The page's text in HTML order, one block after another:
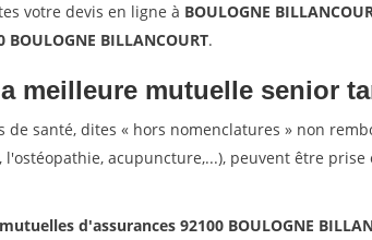
votre devis en ligne à BOULOGNE
BILLANCOURT.
meilleure mutuelle senior
de santé, dites « hors nomenclatures » non
acupuncture,...), peuvent être prise
d'assurances 92100 BOULOGNE